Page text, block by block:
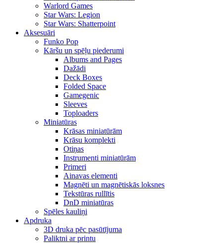
Warlord Games
Star Wars: Legion
Star Wars: Shatterpoint
Aksesuāri
Funko Pop
Kāršu un spēļu piederumi
Albums and Pages
Dažādi
Deck Boxes
Folded Space
Gamegenic
Sleeves
Toploaders
Miniatūras
Krāsas miniatūrām
Krāsu komplekti
Otiņas
Instrumenti miniatūrām
Primeri
Ainavas elementi
Magnēti un magnētiskās loksnes
Tekstūras rullītis
DnD miniatūras
Spēles kauliņi
Apdruka
3D druka pēc pasūtījuma
Paliktni ar printu